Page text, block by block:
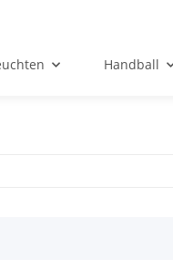
Handball